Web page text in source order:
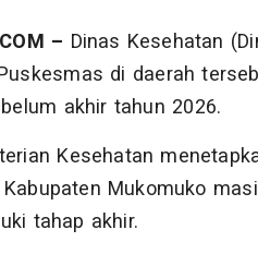
– Dinas Kesehatan
di daerah
akhir tahun 2026.
Kesehatan
Mukomuko
tahap akhir.